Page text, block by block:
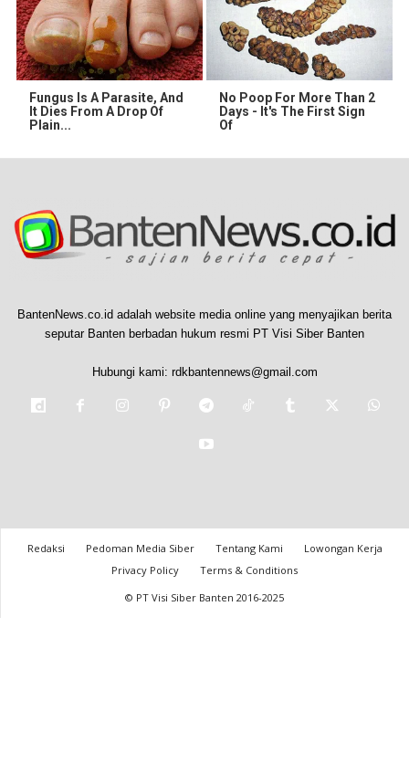
Fungus Is A Parasite, And
It Dies From A Drop Of
Plain...
No Poop For More Than 2
Days - It's The First Sign
Of
BantenNews.co.id adalah website media online yang menyajikan berita
seputar Banten berbadan hukum resmi PT Visi Siber Banten
Hubungi kami: rdkbantennews@gmail.com
Redaksi Pedoman Media Siber Tentang Kami
Lowongan Kerja
Privacy Policy
Terms & Conditions
© PT Visi Siber Banten 2016-2025